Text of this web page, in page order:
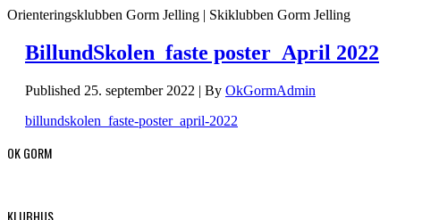
Orienteringsklubben Gorm Jelling | Skiklubben Gorm Jelling
BillundSkolen_faste poster_April 2022
Published 25. september 2022 | By OkGormAdmin
billundskolen_faste-poster_april-2022
OK GORM
KLUBHUS